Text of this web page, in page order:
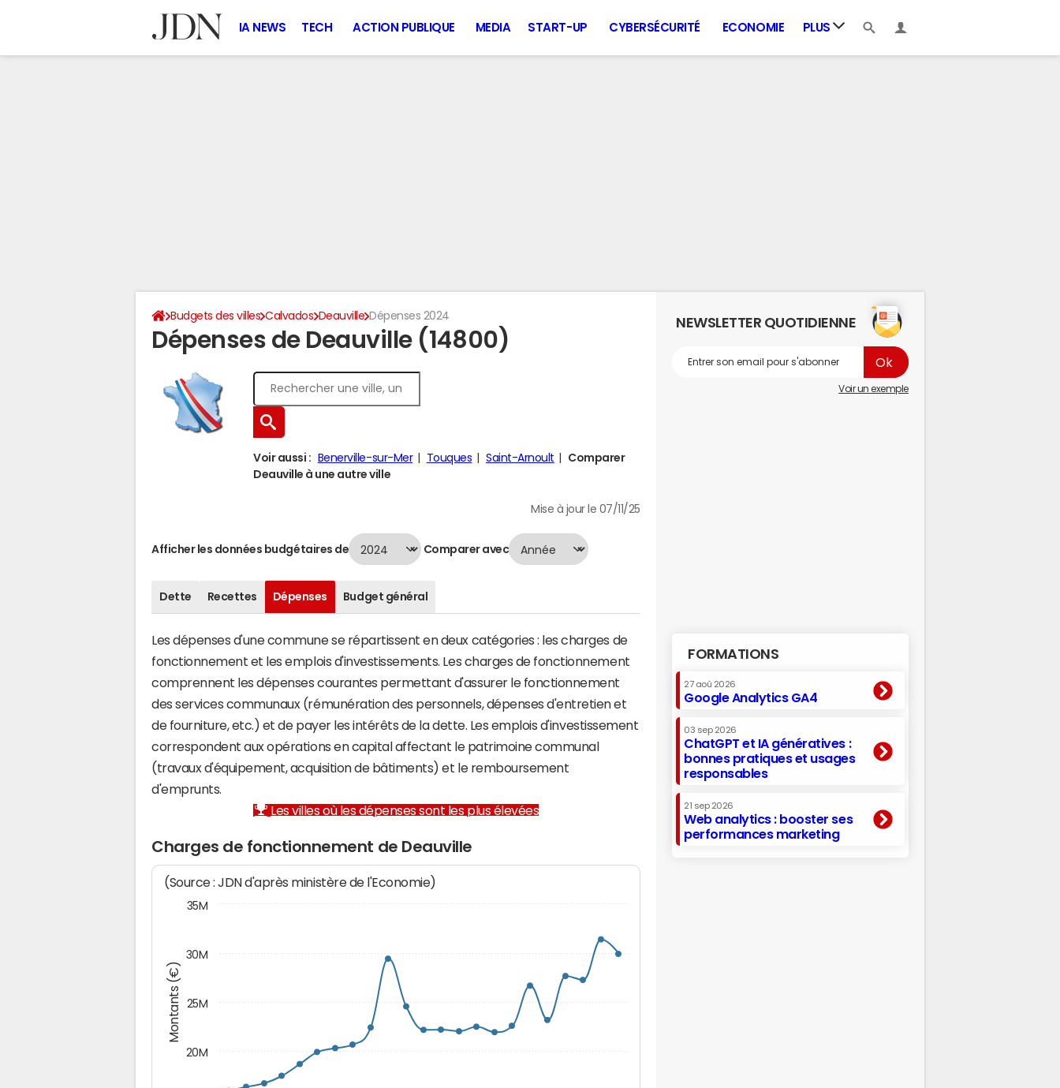
IA NEWS TECH ACTION PUBLIQUE MEDIA START-UP CYBERSÉCURITÉ ECONOMIE PLUS
Budgets des villes Calvados Deauville Dépenses 2024
Dépenses de Deauville (14800)
Voir aussi : Benerville-sur-Mer Touques Saint-Arnoult
Comparer
Deauville à une autre ville
Mise à jour le 07/11/25
Afficher les données budgétaires de Comparer avec
Dette Recettes Dépenses Budget général
Les dépenses d'une commune se répartissent en deux catégories : les charges de
fonctionnement et les emplois d'investissements. Les charges de fonctionnement
comprennent les dépenses courantes permettant d'assurer le fonctionnement
des services communaux (rémunération des personnels, dépenses d'entretien et
de fourniture, etc.) et de payer les intérêts de la dette. Les emplois d'investissement
correspondent aux opérations en capital affectant le patrimoine communal
(travaux d'équipement, acquisition de bâtiments) et le remboursement
d'emprunts.
Les villes où les dépenses sont les plus élevées
Charges de fonctionnement de Deauville
Montants (€)
(Source : JDN d'après ministère de l'Economie)
20M
25M
30M
35M
NEWSLETTER QUOTIDIENNE
Voir un exemple
FORMATIONS
27 aoû 2026
Google Analytics GA4
03 sep 2026
ChatGPT et IA génératives :
bonnes pratiques et usages
responsables
21 sep 2026
Web analytics : booster ses
performances marketing